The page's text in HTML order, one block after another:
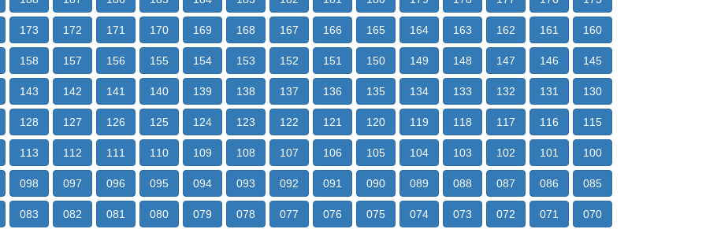
173 172 171 170 169 168 167 166 165 164 163 162 161 160
158 157 156 155 154 153 152 151 150 149 148 147 146 145
143 142 141 140 139 138 137 136 135 134 133 132 131 130
128 127 126 125 124 123 122 121 120 119 118 117 116 115
113 112 111 110 109 108 107 106 105 104 103 102 101 100
098 097 096 095 094 093 092 091 090 089 088 087 086 085
083 082 081 080 079 078 077 076 075 074 073 072 071 070